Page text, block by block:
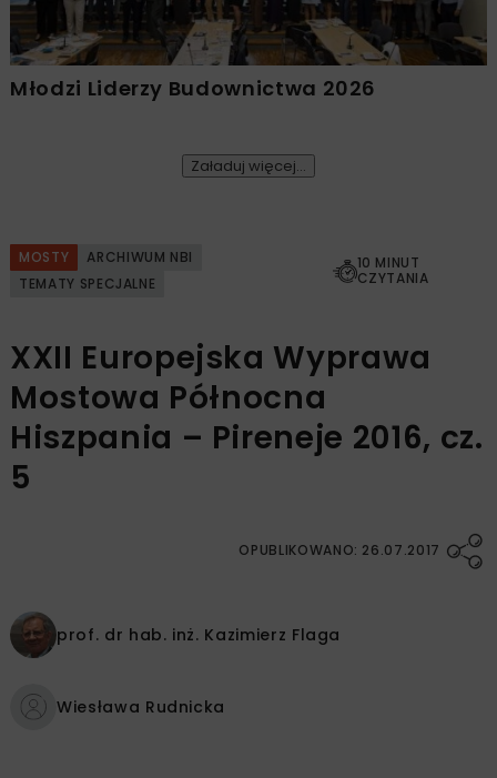
Młodzi Liderzy Budownictwa 2026
Załaduj więcej...
MOSTY
ARCHIWUM NBI
TEMATY SPECJALNE
10 MINUT
CZYTANIA
XXII Europejska Wyprawa
Mostowa Północna
Hiszpania – Pireneje 2016, cz.
5
OPUBLIKOWANO: 26.07.2017
prof. dr hab. inż. Kazimierz Flaga
Wiesława Rudnicka